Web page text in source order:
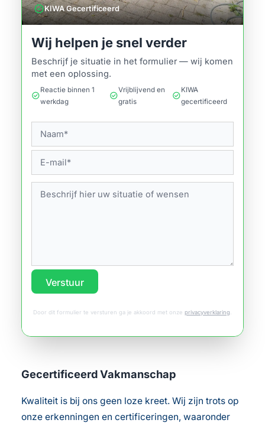
verifiedKIWA Gecertificeerd
Wij helpen je snel verder
Beschrijf je situatie in het formulier — wij komen
met een oplossing.
check_circle
Reactie binnen 1
werkdag
check_circle
Vrijblijvend en
gratis
check_circle
KIWA
gecertificeerd
Verstuur
Door dit formulier te versturen ga je akkoord met onze privacyverklaring.
Gecertificeerd Vakmanschap
Kwaliteit is bij ons geen loze kreet. Wij zijn trots op
onze erkenningen en certificeringen, waaronder